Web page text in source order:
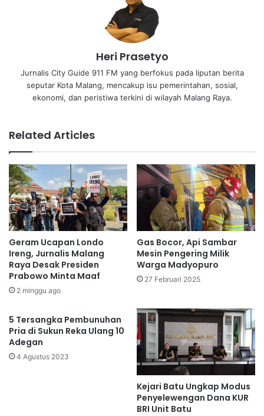
Heri Prasetyo
Jurnalis City Guide 911 FM yang berfokus pada liputan berita
seputar Kota Malang, mencakup isu pemerintahan, sosial,
ekonomi, dan peristiwa terkini di wilayah Malang Raya.
Related Articles
Geram Ucapan Londo
Ireng, Jurnalis Malang
Raya Desak Presiden
Prabowo Minta Maaf
2 minggu ago
Gas Bocor, Api Sambar
Mesin Pengering Milik
Warga Madyopuro
27 Februari 2025
5 Tersangka Pembunuhan
Pria di Sukun Reka Ulang 10
Adegan
4 Agustus 2023
Kejari Batu Ungkap Modus
Penyelewengan Dana KUR
BRI Unit Batu